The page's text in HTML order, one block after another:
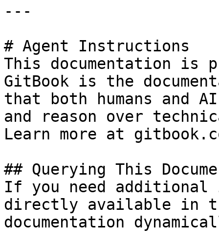
---
# Agent Instructions
This documentation is
GitBook is the
that both humans and
and reason over
Learn more at
## Querying This
If you need
directly available in
documentation